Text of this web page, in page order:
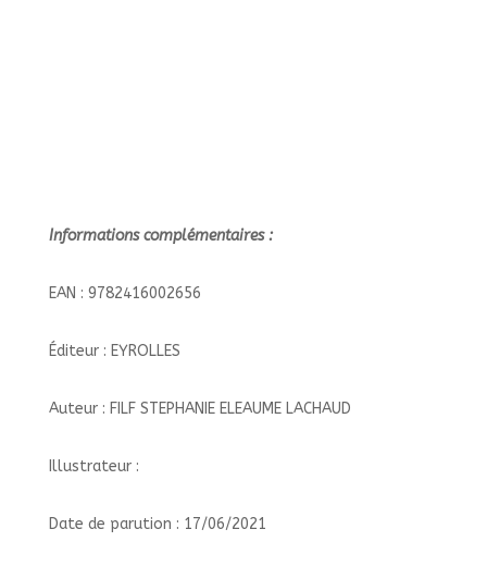
Informations complémentaires :
EAN : 9782416002656
Éditeur : EYROLLES
Auteur : FILF STEPHANIE ELEAUME LACHAUD
Illustrateur :
Date de parution : 17/06/2021